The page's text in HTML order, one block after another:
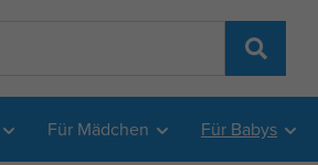
Für Mädchen Für Babys